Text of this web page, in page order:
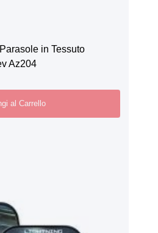
in Tessuto
Az204
al Carrello